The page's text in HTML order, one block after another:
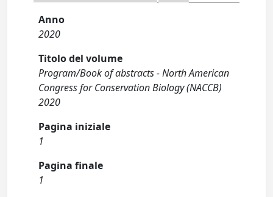
Anno
2020
Titolo del volume
Program/Book of abstracts - North American
Congress for Conservation Biology (NACCB)
2020
Pagina iniziale
1
Pagina finale
1